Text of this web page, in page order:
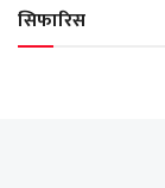
सिफारिस